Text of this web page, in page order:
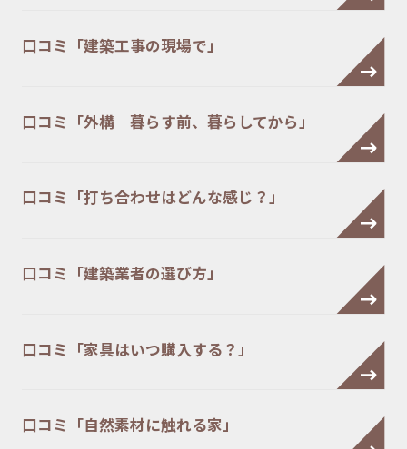
口コミ「建築工事の現場で」
口コミ「外構 暮らす前、暮らしてから」
口コミ「打ち合わせはどんな感じ？」
口コミ「建築業者の選び方」
口コミ「家具はいつ購入する？」
口コミ「自然素材に触れる家」